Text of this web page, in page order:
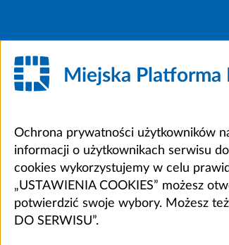
Miejska Platforma
Ochrona prywatności użytkowników
informacji o użytkownikach serwisu
cookies wykorzystujemy w celu
„USTAWIENIA COOKIES” możesz
potwierdzić swoje wybory. Możesz
DO SERWISU”.